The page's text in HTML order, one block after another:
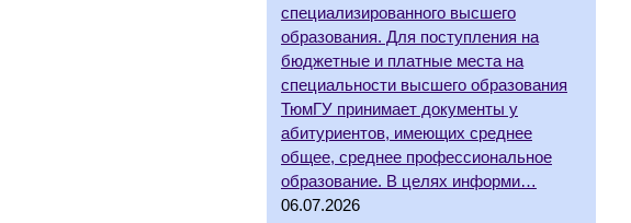
специализированного высшего
образования. Для поступления на
бюджетные и платные места на
специальности высшего образования
ТюмГУ принимает документы у
абитуриентов, имеющих среднее
общее, среднее профессиональное
образование. В целях информи…
06.07.2026